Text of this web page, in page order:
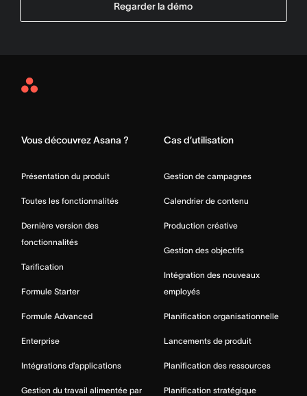
Regarder la démo
Asana
Vous découvrez Asana ?
Présentation du produit
Toutes les fonctionnalités
Dernière version des
fonctionnalités
Tarification
Formule Starter
Formule Advanced
Enterprise
Intégrations d’applications
Gestion du travail alimentée par
Cas d’utilisation
Gestion de campagnes
Calendrier de contenu
Production créative
Gestion des objectifs
Intégration des nouveaux
employés
Planification organisationnelle
Lancements de produit
Planification des ressources
Planification stratégique